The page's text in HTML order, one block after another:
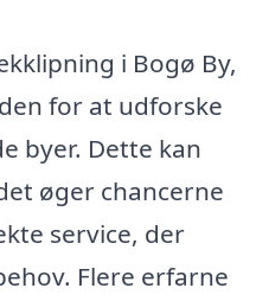
i Bogø By,
for at udforske
byer. Dette kan
øger chancerne
service, der
Flere erfarne